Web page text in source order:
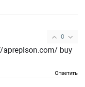
0
apreplson.com/ buy
Ответить